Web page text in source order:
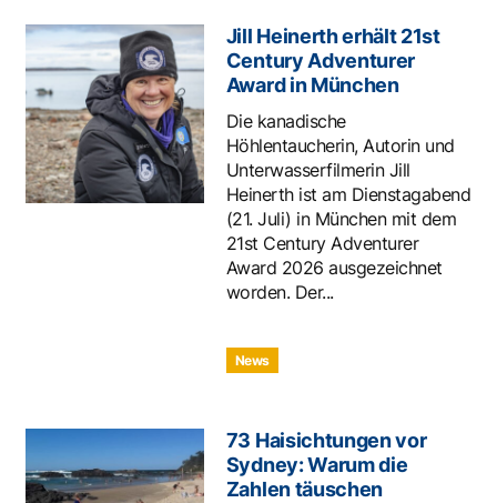
Jill Heinerth erhält 21st
Century Adventurer
Award in München
Die kanadische
Höhlentaucherin, Autorin und
Unterwasserfilmerin Jill
Heinerth ist am Dienstagabend
(21. Juli) in München mit dem
21st Century Adventurer
Award 2026 ausgezeichnet
worden. Der...
News
73 Haisichtungen vor
Sydney: Warum die
Zahlen täuschen